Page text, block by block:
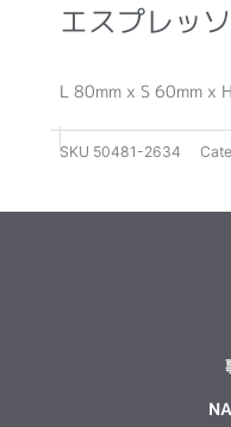
エスプレッ
L 80mm x S 60mm x
SKU 50481-2634